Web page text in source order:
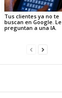
Tus clientes ya no te
buscan en Google. Le
preguntan a una IA.